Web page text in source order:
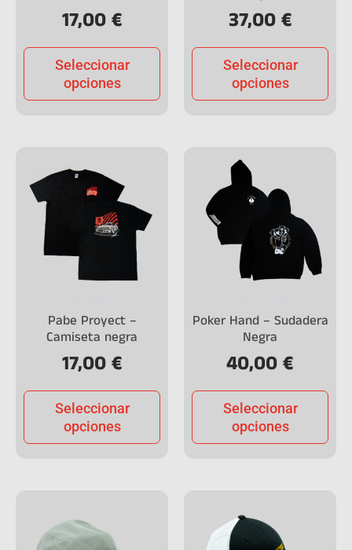
17,00€
Seleccionar
opciones
37,00€
Seleccionar
opciones
Pabe Proyect –
Camiseta negra
17,00€
Seleccionar
opciones
Poker Hand – Sudadera
Negra
40,00€
Seleccionar
opciones